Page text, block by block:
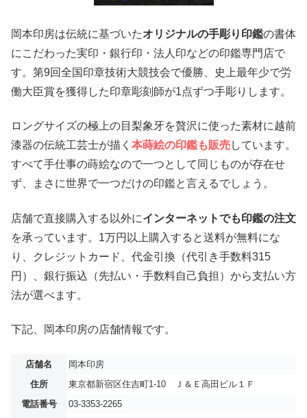
岡本印房は伝統に基づいたオリジナルの手彫り印鑑の書体
にこだわった実印・銀行印・法人印などの印鑑専門店で
す。第9回全国印章技術大競技会で優勝、史上最年少で労
働大臣賞を獲得した印章彫刻師が1点ずつ手彫りします。
ロングサイズの極上の目梨象牙を贅沢に使った素材に越前
漆器の伝統工芸士が描く 本蒔絵の印鑑も販売しています。
すべて手仕事の蒔絵なので一つとして同じものが存在せ
ず、まさに世界で一つだけの印鑑と言えるでしょう。
店舗で直接購入する以外にインターネットでも印鑑の注文
を承っています。1万円以上購入すると送料が無料にな
り、クレジットカード、代金引換（代引き手数料315
円）、銀行振込（先払い・手数料自己負担）から支払い方
法が選べます。
下記、岡本印房の店舗情報です。
店舗名
岡本印房
住所
東京都新宿区住吉町1-10 Ｊ＆Ｅ高田ビル１Ｆ
電話番号
03-3353-2265